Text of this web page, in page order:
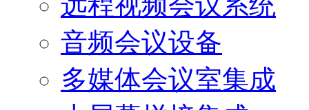
音频会议设备
多媒体会议室集成